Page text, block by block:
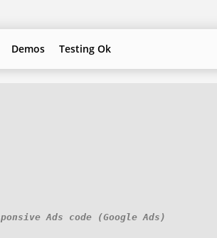
Demos Testing Ok
Ads code (Google Ads)